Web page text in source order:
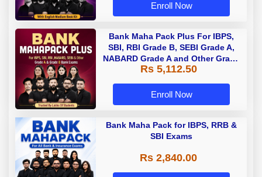
Enroll Now
Bank Maha Pack Plus For IBPS,
SBI, RBI Grade B, SEBI Grade A,
NABARD Grade A and Other Grade
A & Grade B Bank Exams
Rs 5,112.50
Enroll Now
Bank Maha Pack for IBPS, RRB &
SBI Exams
Rs 2,840.00